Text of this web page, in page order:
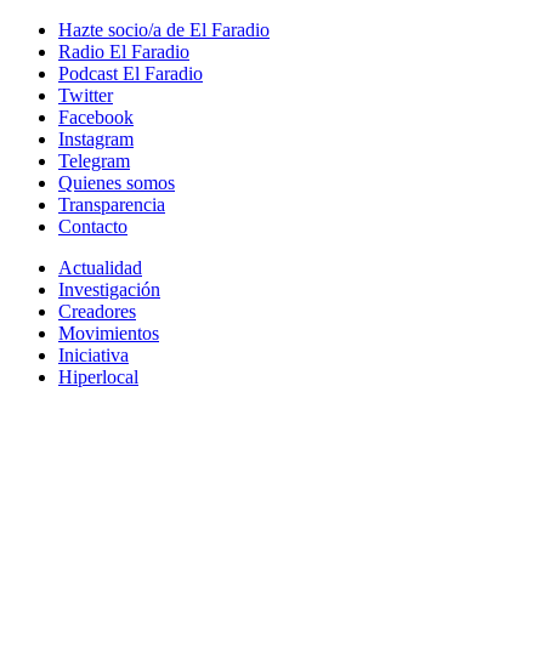
Hazte socio/a de El Faradio
Radio El Faradio
Podcast El Faradio
Twitter
Facebook
Instagram
Telegram
Quienes somos
Transparencia
Contacto
Actualidad
Investigación
Creadores
Movimientos
Iniciativa
Hiperlocal